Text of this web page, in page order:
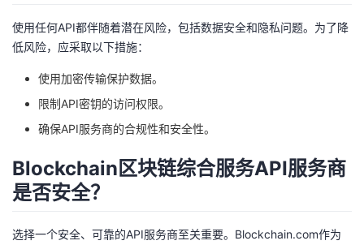
使用任何API都伴随着潜在风险，包括数据安全和隐私问题。为了降
低风险，应采取以下措施：
使用加密传输保护数据。
限制API密钥的访问权限。
确保API服务商的合规性和安全性。
Blockchain区块链综合服务API服务商
是否安全？
选择一个安全、可靠的API服务商至关重要。Blockchain.com作为